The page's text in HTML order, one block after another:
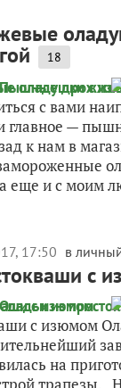
18
с вами
главное —
к нам в
еще и с моим
17:50 в
с
с изюмом
на